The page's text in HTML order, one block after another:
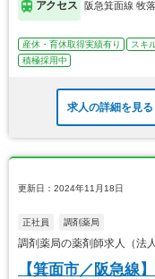
アクセス 阪急箕面線 牧
産休・育休取得実績有り スキ
積極採用中
求人の詳細を見る
更新日：2024年11月18日
正社員 調剤薬局
調剤薬局の薬剤師求人（法
【箕面市／阪急線